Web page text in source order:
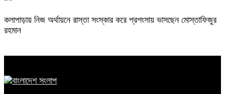
কলাপাড়ায় নিজ অর্থায়নে রাস্তা সংস্কার করে প্রশংসায় ভাসছেন মোস্তাফিজুর
রহমান